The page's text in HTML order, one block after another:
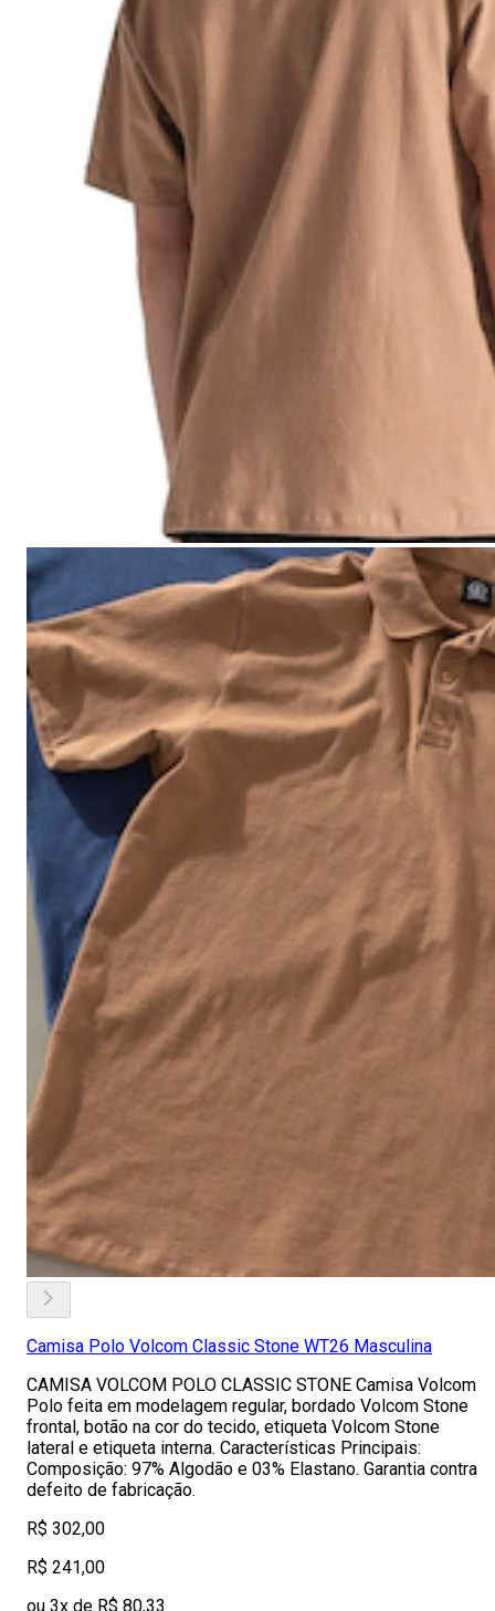
Camisa Polo Volcom Classic Stone WT26 Masculina
CAMISA VOLCOM POLO CLASSIC STONE Camisa Volcom
Polo feita em modelagem regular, bordado Volcom Stone
frontal, botão na cor do tecido, etiqueta Volcom Stone
lateral e etiqueta interna. Características Principais:
Composição: 97% Algodão e 03% Elastano. Garantia contra
defeito de fabricação.
R$ 302,00
R$ 241,00
ou 3x de R$ 80,33